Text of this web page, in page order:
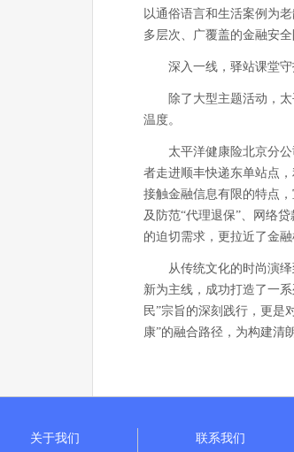
以通俗语言和生活案例为
多层次、广覆盖的金融安全
深入一线，驿站课堂
除了大型主题活动，
温度。
太平洋健康险北京分
者走进顺丰快递东单站点
接触金融信息有限的特点
及防范“代理退保”、网络
的迫切需求，更拉近了金
从传统文化的时尚演
新为主线，成功打造了一
民”宗旨的深刻践行，更是
康”的融合路径，为构建清
关于我们 联系我们